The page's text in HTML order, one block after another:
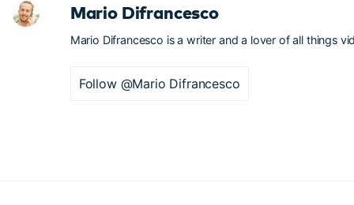
Mario Difrancesco
Mario Difrancesco is a writer and a lover of all things
Follow @Mario Difrancesco